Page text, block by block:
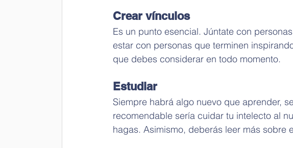
Crear vínculos
Es un punto esencial. Júntate con
estar con personas que terminen
que debes considerar en todo momento.
Estudiar
Siempre habrá algo nuevo que aprender,
recomendable sería cuidar tu intelecto al
hagas. Asimismo, deberás leer más sobre